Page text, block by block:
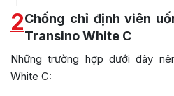
2Chống chỉ định viên
Transino White C
Những trường hợp dưới đây
White C: